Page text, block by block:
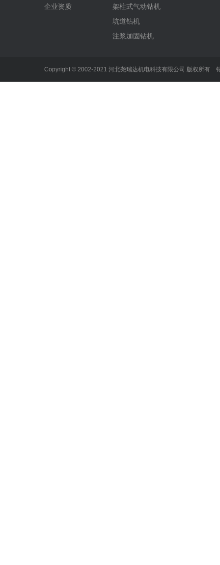
企业资质
架柱式气动钻机
坑道钻机
注浆加固钻机
Copyright © 2002-2021 河北尧瑞达机电科技有限公司 版权所有